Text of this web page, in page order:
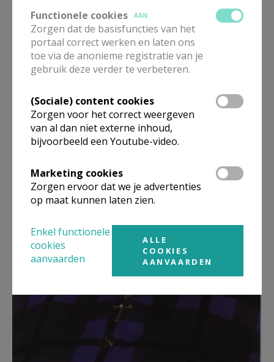
Functionele cookies AAN
Zorgen dat de basisfuncties van het
portaal correct werken en laten ons
toe via de anonieme registratie van je
gebruik deze verder te verbeteren.
(Sociale) content cookies
Zorgen voor het correct weergeven
van al dan niet externe inhoud,
bijvoorbeeld een Youtube-video.
Marketing cookies
Zorgen ervoor dat we je advertenties
op maat kunnen laten zien.
Enkel functionele
cookies
aanvaarden
ALLE
COOKIES
AANVAARDEN